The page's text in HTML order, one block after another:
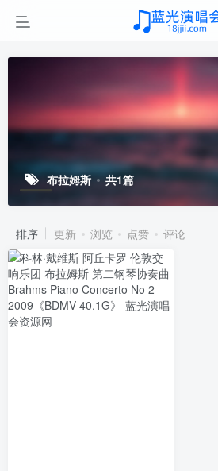
布拉姆斯 共1篇
排序 更新 浏览 点赞 评论